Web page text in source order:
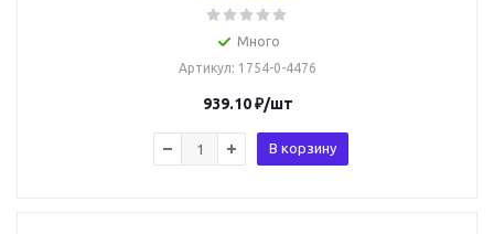
Много
Артикул: 1754-0-4476
939.10₽/шт
В корзину